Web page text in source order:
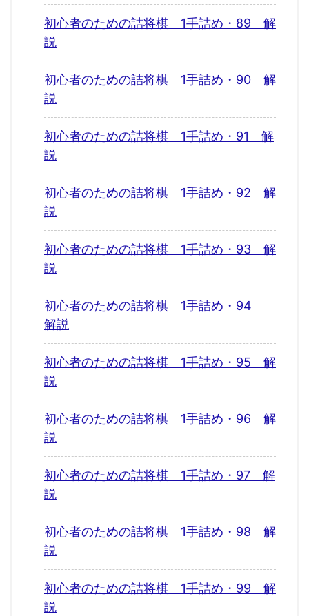
初心者のための詰将棋 1手詰め・89 解
説
初心者のための詰将棋 1手詰め・90 解
説
初心者のための詰将棋 1手詰め・91 解
説
初心者のための詰将棋 1手詰め・92 解
説
初心者のための詰将棋 1手詰め・93 解
説
初心者のための詰将棋 1手詰め・94
解説
初心者のための詰将棋 1手詰め・95 解
説
初心者のための詰将棋 1手詰め・96 解
説
初心者のための詰将棋 1手詰め・97 解
説
初心者のための詰将棋 1手詰め・98 解
説
初心者のための詰将棋 1手詰め・99 解
説